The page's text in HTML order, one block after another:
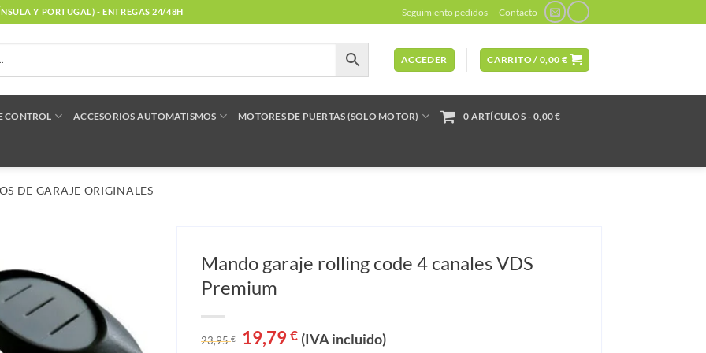
Y PORTUGAL) - ENTREGAS 24/48H Seguimiento pedidos Contacto
ACCEDER CARRITO / 0,00 €
CONTROL ACCESORIOS AUTOMATISMOS MOTORES DE PUERTAS (SOLO MOTOR) 0 ARTÍCULOS 0,00 €
DE GARAJE ORIGINALES
Mando garaje rolling code 4 canales VDS
Premium
23,95€
El
precio
19,79 €El
precio
(IVA incluido)